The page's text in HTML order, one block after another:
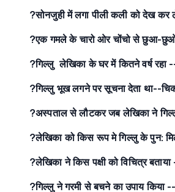
?सोनजुही में लगा पीली कली को देख
?एक गमले के चारो ओर चोंचो से छुआ-
?गिल्लु लेखिका के घर में कितने वर्ष रहा
?गिल्लु भूख लगने पर सूचना देता था--
?अस्पताल से लौटकर जब लेखिका ने
?लेखिका को किस रूप मे गिल्लु के पुन:
?लेखिका ने किस पक्षी को विचित्र
?गिल्लु ने गरमी से बचने का उपाय किया